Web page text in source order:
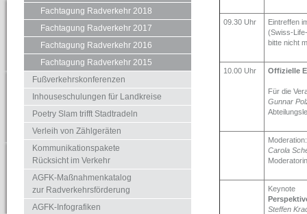
Fachtagung Radverkehr 2018
Fachtagung Radverkehr 2017
Fachtagung Radverkehr 2016
Fachtagung Radverkehr 2015
Fußverkehrskonferenzen
Inhouseschulungen für Landkreise
Poetry Slam trifft Stadtradeln
Verleih von Zählgeräten
Kommunikationspakete
Rücksicht im Verkehr
AGFK-Maßnahmenkatalog
zur Radverkehrsförderung
AGFK-Infografiken
09.30 Uhr
Eintreffen
(Swiss-
bitte nicht
10.00 Uhr Offizielle
Für die
Gunnar
Moderation:
Carola
Keynote
Steffen